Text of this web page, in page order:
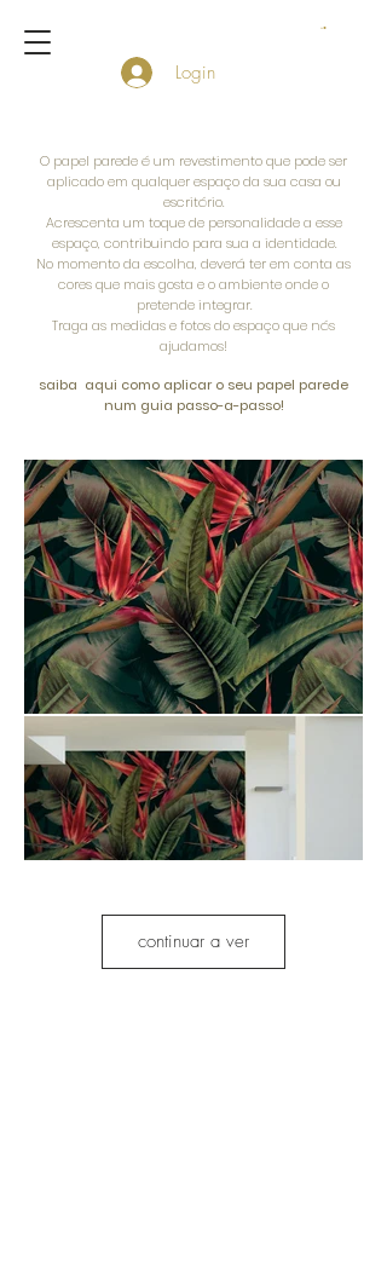
Login
O papel parede é um revestimento que pode ser
aplicado em qualquer espaço da sua casa ou
escritório.
Acrescenta um toque de personalidade a esse
espaço, contribuindo para sua a identidade.
No momento da escolha, deverá ter em conta as
cores que mais gosta e o ambiente onde o
pretende integrar.
Traga as medidas e fotos do espaço que nós
ajudamos!
saiba aqui como aplicar o seu papel parede
num guia passo-a-passo!
continuar a ver